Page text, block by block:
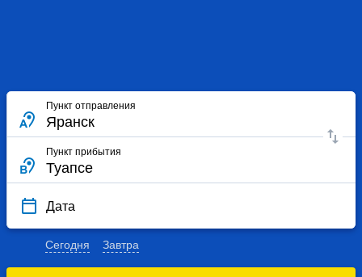
Пункт отправления
Пункт прибытия
Дата
Сегодня Завтра